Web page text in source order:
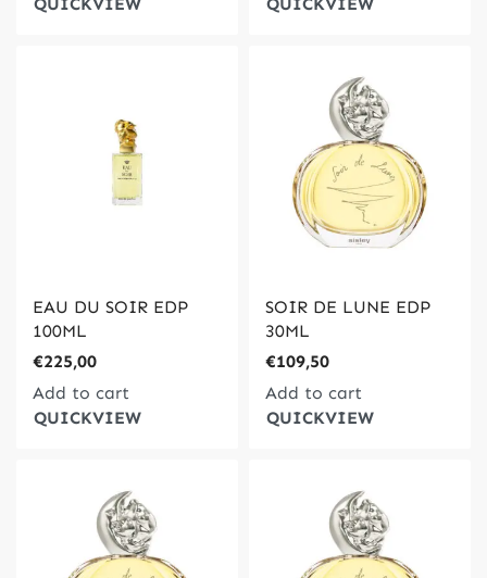
EAU DU SOIR EDP
100ML
€225,00
Add to cart
QUICKVIEW
SOIR DE LUNE EDP
30ML
€109,50
Add to cart
QUICKVIEW